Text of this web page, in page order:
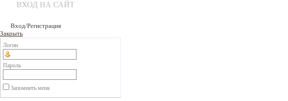
ВХОД НА САЙТ
Вход/Регистрация
Закрыть
Логин
Пароль
Запомнить меня